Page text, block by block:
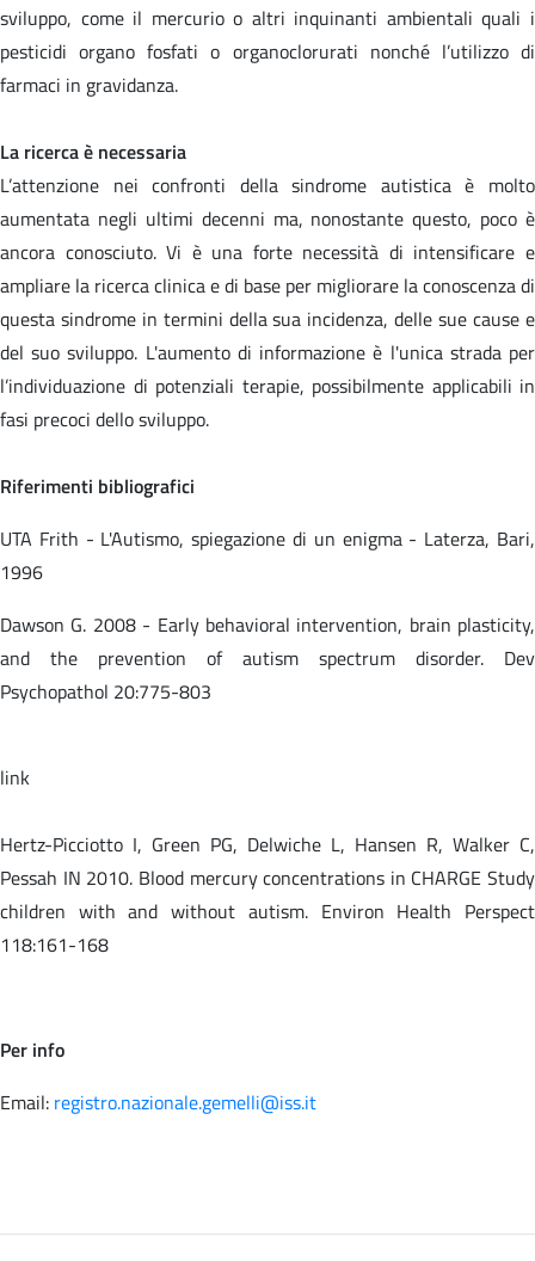
sviluppo, come il mercurio o altri inquinanti ambientali quali i
pesticidi organo fosfati o organoclorurati nonché l’utilizzo di
farmaci in gravidanza.
La ricerca è necessaria
L’attenzione nei confronti della sindrome autistica è molto
aumentata negli ultimi decenni ma, nonostante questo, poco è
ancora conosciuto. Vi è una forte necessità di intensificare e
ampliare la ricerca clinica e di base per migliorare la conoscenza di
questa sindrome in termini della sua incidenza, delle sue cause e
del suo sviluppo. L'aumento di informazione è l'unica strada per
l’individuazione di potenziali terapie, possibilmente applicabili in
fasi precoci dello sviluppo.
Riferimenti bibliografici
UTA Frith - L'Autismo, spiegazione di un enigma - Laterza, Bari,
1996
Dawson G. 2008 - Early behavioral intervention, brain plasticity,
and the prevention of autism spectrum disorder. Dev
Psychopathol 20:775-803
link
Hertz-Picciotto I, Green PG, Delwiche L, Hansen R, Walker C,
Pessah IN 2010. Blood mercury concentrations in CHARGE Study
children with and without autism. Environ Health Perspect
118:161-168
Per info
Email: registro.nazionale.gemelli@iss.it